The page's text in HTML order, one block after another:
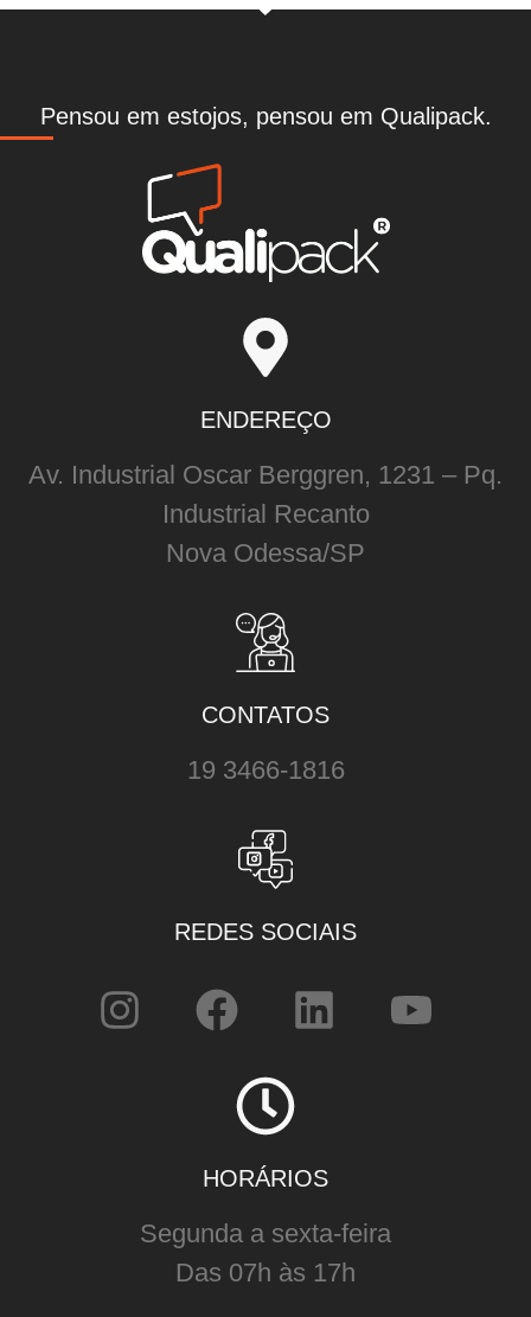
Pensou em estojos, pensou em Qualipack.
ENDEREÇO
Av. Industrial Oscar Berggren, 1231 – Pq.
Industrial Recanto
Nova Odessa/SP
CONTATOS
19 3466-1816
REDES SOCIAIS
HORÁRIOS
Segunda a sexta-feira
Das 07h às 17h